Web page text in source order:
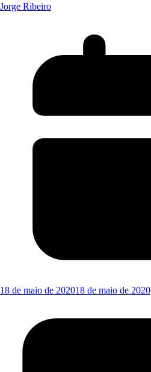
Jorge Ribeiro
18 de maio de 202018 de maio de 2020